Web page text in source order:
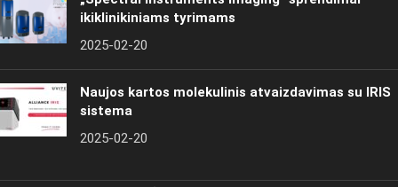
ikiklinikiniams tyrimams
2025-02-20
Naujos kartos molekulinis atvaizdavimas su IRIS
sistema
2025-02-20